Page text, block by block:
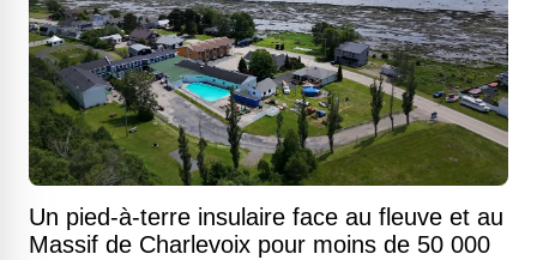
Un pied-à-terre insulaire face au fleuve et au
Massif de Charlevoix pour moins de 50 000